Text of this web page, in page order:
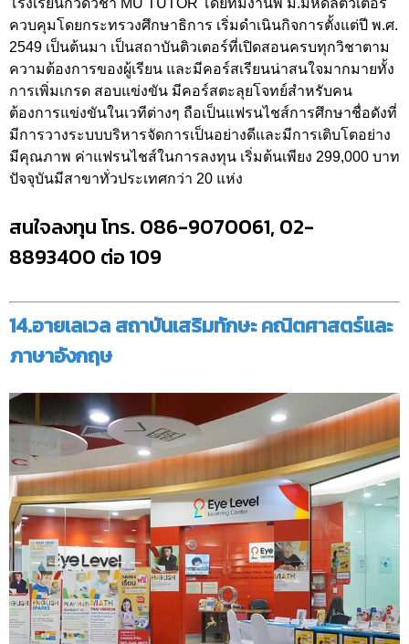
โรงเรียนกวดวิชา MU TUTOR โดยทีมงานพี่ ม.มหิดลติวเตอร์
ควบคุมโดยกระทรวงศึกษาธิการ เริ่มดำเนินกิจการตั้งแต่ปี พ.ศ.
2549 เป็นต้นมา เป็นสถาบันติวเตอร์ที่เปิดสอนครบทุกวิชาตาม
ความต้องการของผู้เรียน และมีคอร์สเรียนน่าสนใจมากมายทั้ง
การเพิ่มเกรด สอบแข่งขัน มีคอร์สตะลุยโจทย์สำหรับคน
ต้องการแข่งขันในเวทีต่างๆ ถือเป็นแฟรนไชส์การศึกษาชื่อดังที่
มีการวางระบบบริหารจัดการเป็นอย่างดีและมีการเติบโตอย่าง
มีคุณภาพ ค่าแฟรนไชส์ในการลงทุน เริ่มต้นเพียง 299,000 บาท
ปัจจุบันมีสาขาทั่วประเทศกว่า 20 แห่ง
สนใจลงทุน โทร. 086-9070061, 02-
8893400 ต่อ 109
14.อายเลเวล สถาบันเสริมทักษะ คณิตศาสตร์และ
ภาษาอังกฤษ